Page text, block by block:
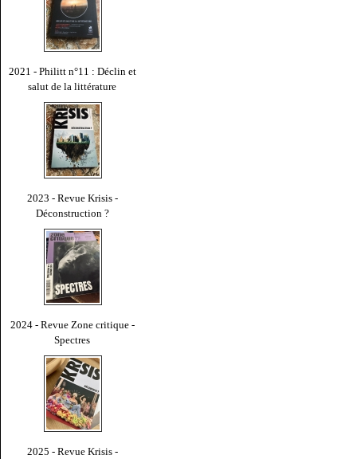
2021 - Philitt n°11 : Déclin et
salut de la littérature
2023 - Revue Krisis -
Déconstruction ?
2024 - Revue Zone critique -
Spectres
2025 - Revue Krisis -